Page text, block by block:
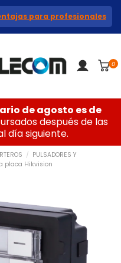
para profesionales
0
de agosto es de
después de las
día siguiente.
PULSADORES Y
placa Hikvision